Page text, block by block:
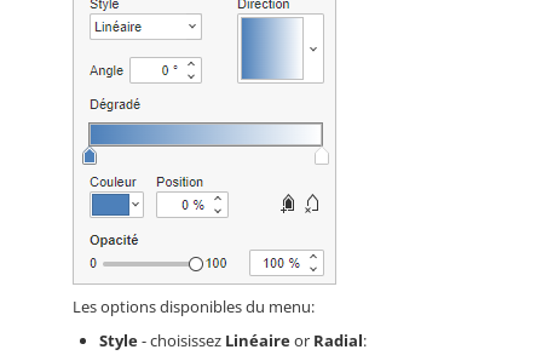
Les options disponibles du menu:
Style- choisissez Linéaireor Radial: